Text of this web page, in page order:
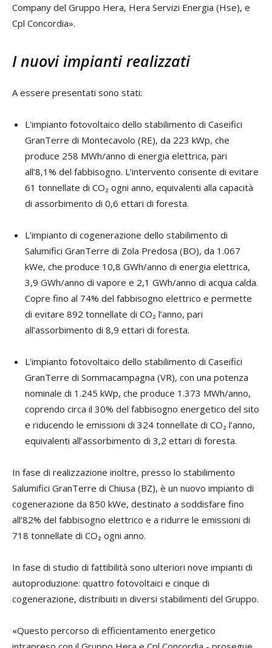
Company del Gruppo Hera, Hera Servizi Energia (Hse), e
Cpl Concordia».
I nuovi impianti realizzati
A essere presentati sono stati:
L'impianto fotovoltaico dello stabilimento di Caseifici
GranTerre di Montecavolo (RE), da 223 kWp, che
produce 258 MWh/anno di energia elettrica, pari
all’8,1% del fabbisogno. L’intervento consente di evitare
61 tonnellate di CO₂ ogni anno, equivalenti alla capacità
di assorbimento di 0,6 ettari di foresta.
L'impianto di cogenerazione dello stabilimento di
Salumifici GranTerre di Zola Predosa (BO), da 1.067
kWe, che produce 10,8 GWh/anno di energia elettrica,
3,9 GWh/anno di vapore e 2,1 GWh/anno di acqua calda.
Copre fino al 74% del fabbisogno elettrico e permette
di evitare 892 tonnellate di CO₂ l’anno, pari
all’assorbimento di 8,9 ettari di foresta.
L'impianto fotovoltaico dello stabilimento di Caseifici
GranTerre di Sommacampagna (VR), con una potenza
nominale di 1.245 kWp, che produce 1.373 MWh/anno,
coprendo circa il 30% del fabbisogno energetico del sito
e riducendo le emissioni di 324 tonnellate di CO₂ l’anno,
equivalenti all’assorbimento di 3,2 ettari di foresta.
In fase di realizzazione inoltre, presso lo stabilimento
Salumifici GranTerre di Chiusa (BZ), è un nuovo impianto di
cogenerazione da 850 kWe, destinato a soddisfare fino
all’82% del fabbisogno elettrico e a ridurre le emissioni di
718 tonnellate di CO₂ ogni anno.
In fase di studio di fattibilità sono ulteriori nove impianti di
autoproduzione: quattro fotovoltaici e cinque di
cogenerazione, distribuiti in diversi stabilimenti del Gruppo.
«Questo percorso di efficientamento energetico